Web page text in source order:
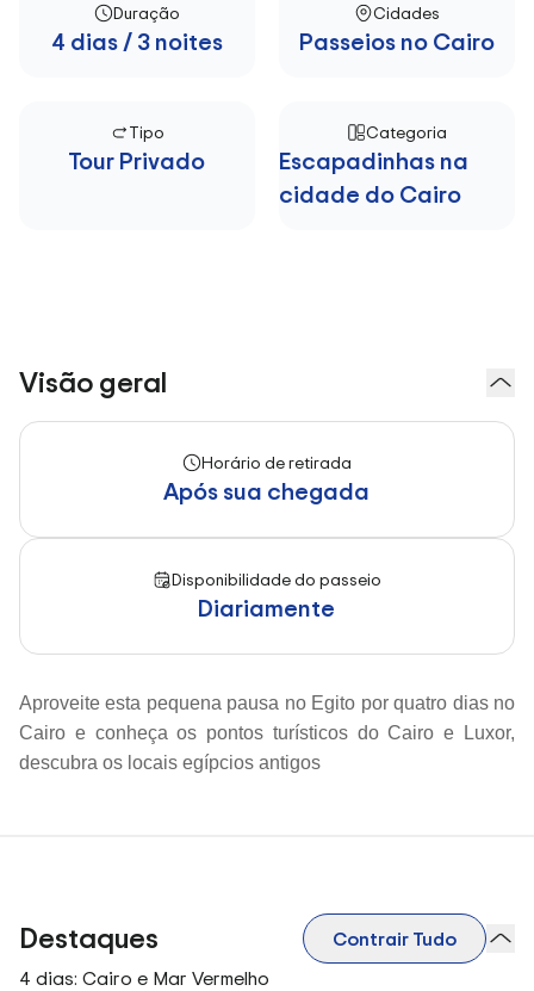
Duração
4 dias / 3 noites
Cidades
Passeios no Cairo
Tipo
Tour Privado
Categoria
Escapadinhas na
cidade do Cairo
Visão geral
Horário de retirada
Após sua chegada
Disponibilidade do passeio
Diariamente
Aproveite esta pequena pausa no Egito por quatro dias no
Cairo e conheça os pontos turísticos do Cairo e Luxor,
descubra os locais egípcios antigos
Destaques
Contrair Tudo
4 dias: Cairo e Mar Vermelho